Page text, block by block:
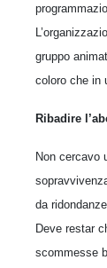
gruppo
coloro che in
Ribadire
Non cercavo
da
Deve restar
scommesse